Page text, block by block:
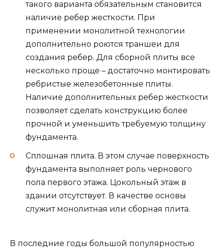
такого варианта обязательным становится
наличие ребер жесткости. При
применении монолитной технологии
дополнительно роются траншеи для
создания ребер. Для сборной плиты все
несколько проще – достаточно монтировать
ребристые железобетонные плиты.
Наличие дополнительных ребер жесткости
позволяет сделать конструкцию более
прочной и уменьшить требуемую толщину
фундамента.
Сплошная плита. В этом случае поверхность
фундамента выполняет роль чернового
пола первого этажа. Цокольный этаж в
здании отсутствует. В качестве основы
служит монолитная или сборная плита.
В последние годы большой популярностью